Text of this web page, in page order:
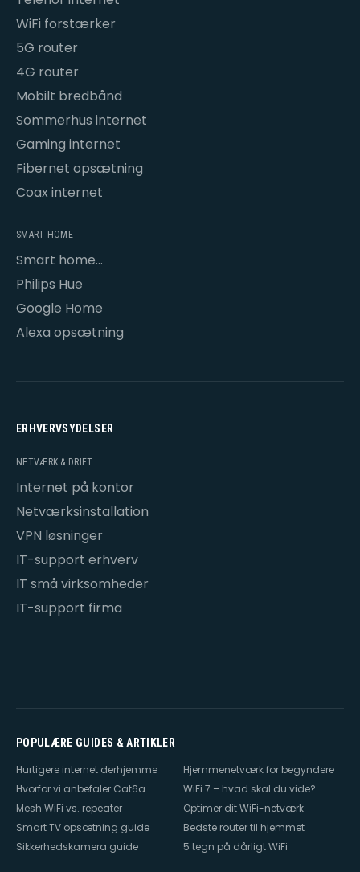
WiFi forstærker
5G router
4G router
Mobilt bredbånd
Sommerhus internet
Gaming internet
Fibernet opsætning
Coax internet
SMART HOME
Smart home
opsætning
Philips Hue
Google Home
Alexa opsætning
ERHVERVSYDELSER
NETVÆRK & DRIFT
Internet på kontor
Netværksinstallation
VPN løsninger
IT-support erhverv
IT små virksomheder
IT-support firma
POPULÆRE GUIDES & ARTIKLER
Hurtigere internet derhjemme
Hjemmenetværk for begyndere
Hvorfor vi anbefaler Cat6a
WiFi 7 – hvad skal du vide?
Mesh WiFi vs. repeater
Optimer dit WiFi-netværk
Smart TV opsætning guide
Bedste router til hjemmet
Sikkerhedskamera guide
5 tegn på dårligt WiFi